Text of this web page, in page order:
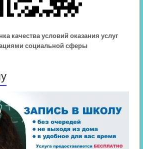
качества условий оказания услуг
социальной сферы